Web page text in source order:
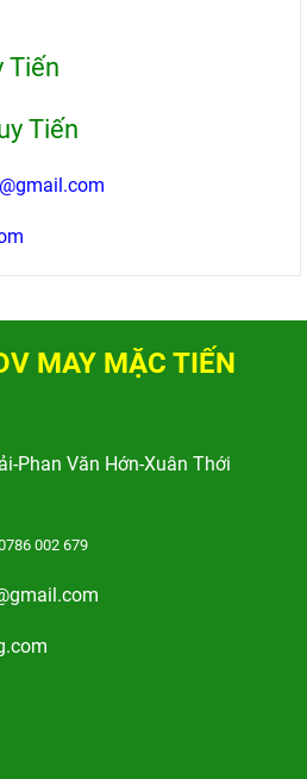
Tiến
Tiến
MAY MẶC TIẾN
Phan Văn Hớn-Xuân Thới
002 679